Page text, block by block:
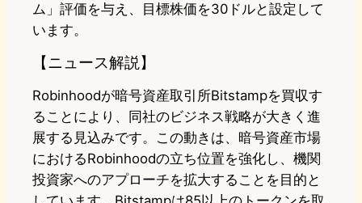
ム」評価を与え、目標株価を30ドルと設定して
います。
【ニュース解説】
Robinhoodが暗号資産取引所Bitstampを買収す
ることにより、同社のビジネス戦略が大きく進
展する見込みです。この動きは、暗号資産市場
におけるRobinhoodの立ち位置を強化し、機関
投資家へのアプローチを拡大することを目的と